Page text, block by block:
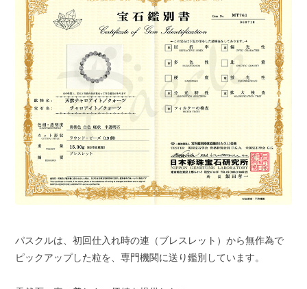
パスクルは、初回仕入れ時の連（ブレスレット）から無作為で
ピックアップした粒を、専門機関に送り鑑別しています。